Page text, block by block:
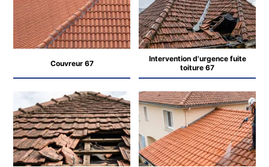
Couvreur 67
Intervention d'urgence fuite
toiture 67